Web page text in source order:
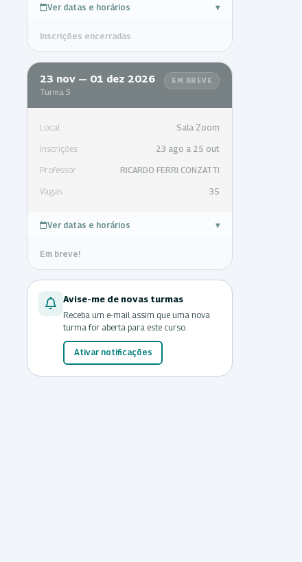
Ver datas e horários ▾
Inscrições encerradas
23 nov — 01 dez 2026
Turma 5
EM BREVE
Local Sala Zoom
Inscrições 23 ago a 25 out
Professor RICARDO FERRI CONZATTI
Vagas 35
Ver datas e horários ▾
Em breve!
Avise-me de novas turmas
Receba um e-mail assim que uma nova
turma for aberta para este curso.
Ativar notificações